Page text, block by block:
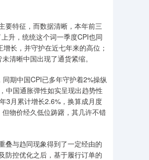
要特征，而数据清晰，本年前三
升，统统这个词一季度CPI也同
长，并守护在近七年来的高位；
清晰中国出现了通货紧缩。
期中国CPI已多年守护着2%操纵
中国通胀弹性如实呈现出趋势性
3月累计增长2.6%，换算成月度
物价经久低位踌躇，其几许不错
叠与趋同现象得到了一定经由的
防控优化之后，基于履行订单的